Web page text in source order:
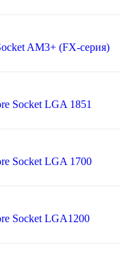
AM3+ (FX-серия)
Socket LGA 1851
Socket LGA 1700
Socket LGA1200